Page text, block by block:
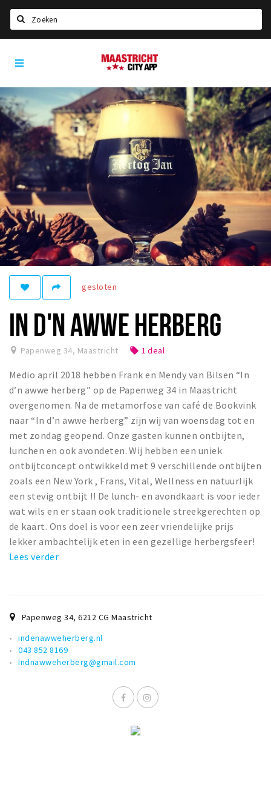
Home
Agenda
Deals
Party pics
Nieuws, interviews & blogs
Eten
Drinken
Slapen
Recreatief
Winkels
Winkelgebieden
Bezienswaardigheden
Musea, theaters & podia
Uitjes & activiteiten
Toeristische routes
Natuurgebieden
Baroniepoorten
Sport
Andere City Apps
Inloggen
Maastricht
City
gesloten
IN D'N AWWE HERBERG
Papenweg 34, Maastricht local_offer 1 deal
Medio april 2018 hebben Frank en Mendy van Bilsen “In
d’n awwe herberg” op de Papenweg 34 in Maastricht
overgenomen. Na de metamorfose van café de Bookvink
naar “In d’n awwe herberg” zijn wij van woensdag tot en
met zondag geopend. Onze gasten kunnen ontbijten,
lunchen en ook avondeten. Wij hebben een uniek
ontbijtconcept ontwikkeld met 9 verschillende ontbijten
zoals een New York , Frans, Vital, Wellness en natuurlijk
een stevig ontbijt !! De lunch- en avondkaart is voor ieder
wat wils en er staan ook traditionele streekgerechten op
de kaart. Ons doel is voor een zeer vriendelijke prijs
lekker ambachtelijk eten in een gezellige herbergsfeer!
Lees verder
Papenweg 34,6212 CG Maastricht
indenawweherberg.nl
043 852 8169
Indnawweherberg@gmail.com